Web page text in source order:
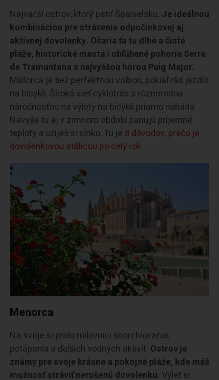
Najväčší ostrov, ktorý patrí Španielsku. Je ideálnou
kombináciou pre strávenie odpočinkovej aj
aktívnej dovolenky. Očaria ťa tu dlhé a čisté
pláže, historické mestá i obľúbené pohoria Serra
de Tramuntana s najvyššou horou Puig Major.
Mallorca je tiež perfektnou voľbou, pokiaľ rád jazdíš
na bicykli. Široká sieť cyklotrás s rôznorodou
náročnosťou na výlety na bicykli priamo nabáda.
Navyše tu aj v zimnom období panujú príjemné
teploty a užiješ si slnko. Tu je 8 dôvodov, prečo je
dovolenkovou stálicou po celý rok.
Menorca
Na svoje si prídu milovníci šnorchlovania,
potápania a ďalších vodných aktivít. Ostrov je
známy pre svoje krásne a pokojné pláže, kde máš
možnosť stráviť nerušenú dovolenku. Výlet si